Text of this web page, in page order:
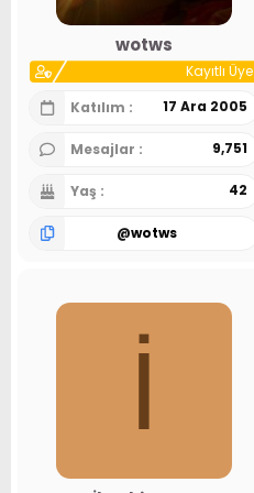
wotws
Kayıtlı Üye
Katılım
17 Ara 2005
Mesajlar 9,751
Yaş 42
@wotws
İ